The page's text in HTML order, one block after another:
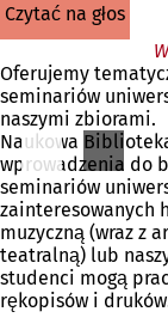
czytać na głos
Oferujemy
seminariów
naszymi zbiorami.
Naukowa
wprowadzenia do
seminariów
zainteresowanych
muzyczną (wraz z
teatralną) lub
studenci mogą
rękopisów i